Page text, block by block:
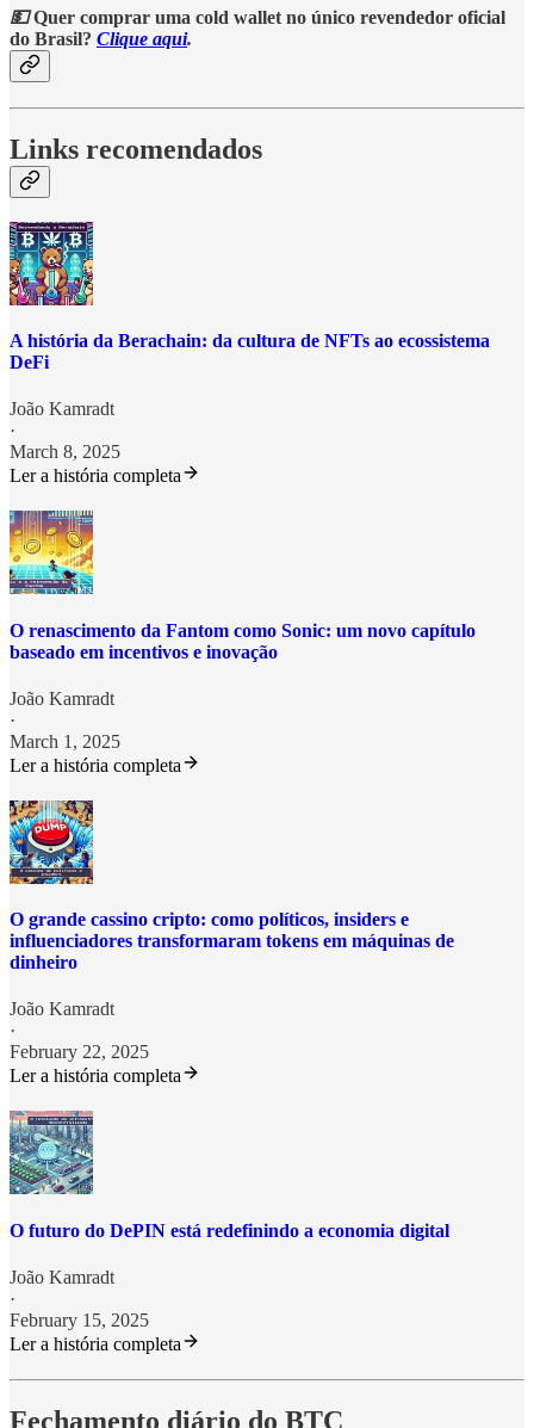
💵Quer comprar uma cold wallet no único revendedor oficial
do Brasil? Clique aqui.
Links recomendados
A história da Berachain: da cultura de NFTs ao ecossistema
DeFi
João Kamradt
·
March 8, 2025
Ler a história completa
O renascimento da Fantom como Sonic: um novo capítulo
baseado em incentivos e inovação
João Kamradt
·
March 1, 2025
Ler a história completa
O grande cassino cripto: como políticos, insiders e
influenciadores transformaram tokens em máquinas de
dinheiro
João Kamradt
·
February 22, 2025
Ler a história completa
O futuro do DePIN está redefinindo a economia digital
João Kamradt
·
February 15, 2025
Ler a história completa
Fechamento diário do BTC